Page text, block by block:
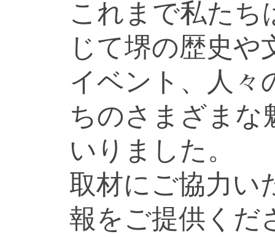
これまで私たち
じて堺の歴史や
イベント、人々
ちのさまざまな
いりました。
取材にご協力い
報をご提供くだ